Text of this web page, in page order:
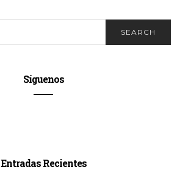
SEARCH
Síguenos
Entradas Recientes